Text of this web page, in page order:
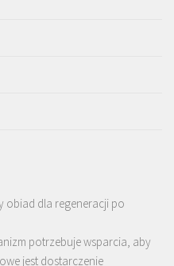
obiad dla regeneracji po
potrzebuje wsparcia, aby
jest dostarczenie